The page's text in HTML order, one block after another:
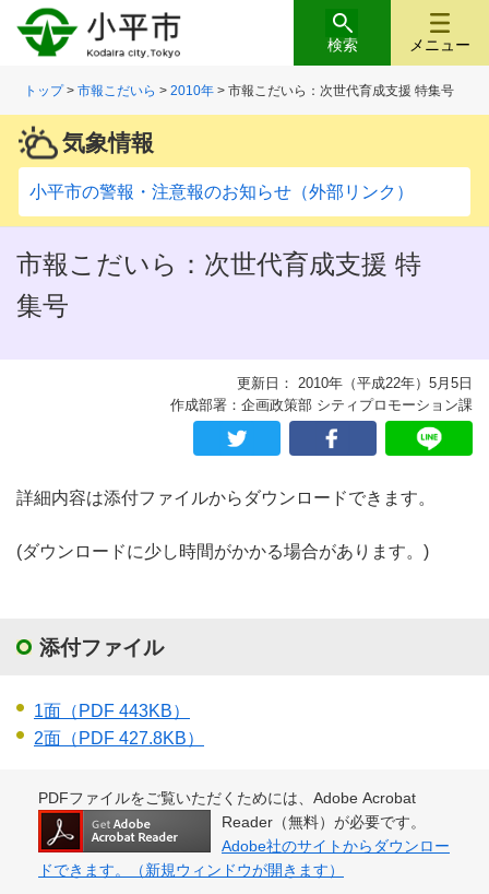
メニュー
検索
トップ>市報こだいら >2010年 > 市報こだいら：次世代育成支援 特集号
気象情報
小平市の警報・注意報のお知らせ（外部リンク）
市報こだいら：次世代育成支援 特
集号
更新日： 2010年（平成22年）5月5日
作成部署：企画政策部 シティプロモーション課
詳細内容は添付ファイルからダウンロードできます。
(ダウンロードに少し時間がかかる場合があります。)
添付ファイル
1面 （PDF 443KB）
2面 （PDF 427.8KB）
PDFファイルをご覧いただくためには、Adobe Acrobat
Reader（無料）が必要です。
Adobe社のサイトからダウンロー
ドできます。（新規ウィンドウが開きます）